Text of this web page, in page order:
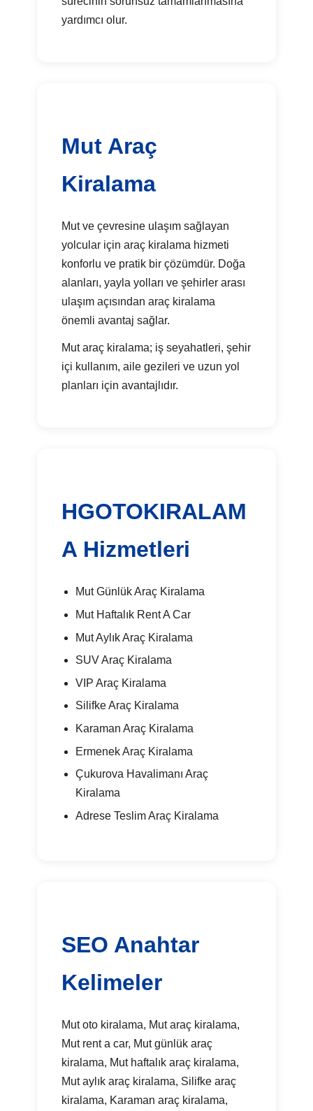
yardımcı olur.
Mut Araç
Kiralama
Mut ve çevresine ulaşım sağlayan
yolcular için araç kiralama hizmeti
konforlu ve pratik bir çözümdür. Doğa
alanları, yayla yolları ve şehirler arası
ulaşım açısından araç kiralama
önemli avantaj sağlar.
Mut araç kiralama; iş seyahatleri, şehir
içi kullanım, aile gezileri ve uzun yol
planları için avantajlıdır.
HGOTOKIRALAM
A Hizmetleri
Mut Günlük Araç Kiralama
Mut Haftalık Rent A Car
Mut Aylık Araç Kiralama
SUV Araç Kiralama
VIP Araç Kiralama
Silifke Araç Kiralama
Karaman Araç Kiralama
Ermenek Araç Kiralama
Çukurova Havalimanı Araç
Kiralama
Adrese Teslim Araç Kiralama
SEO Anahtar
Kelimeler
Mut oto kiralama, Mut araç kiralama,
Mut rent a car, Mut günlük araç
kiralama, Mut haftalık araç kiralama,
Mut aylık araç kiralama, Silifke araç
kiralama, Karaman araç kiralama,